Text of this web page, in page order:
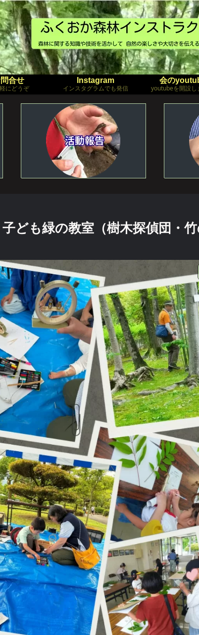
合せ
にどうぞ
Instagram
インスタグラムでも発信
会の
youtubeを開設し
ども緑の教室（樹木探偵団・